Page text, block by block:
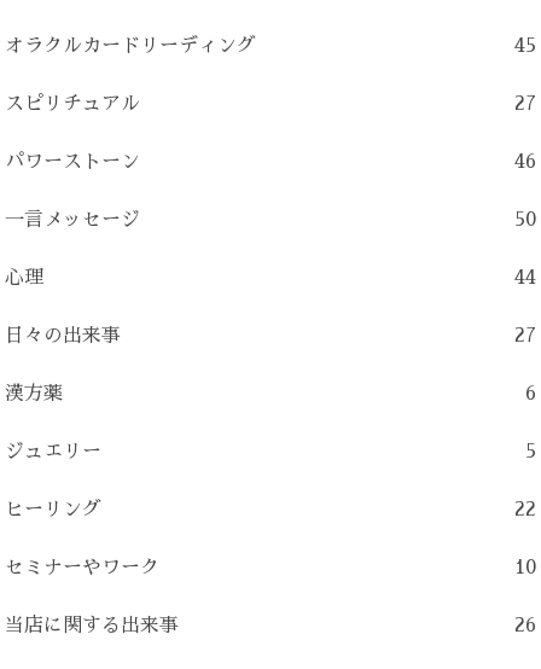
オラクルカードリーディング 45
スピリチュアル 27
パワーストーン 46
一言メッセージ 50
心理 44
日々の出来事 27
漢方薬 6
ジュエリー 5
ヒーリング 22
セミナーやワーク 10
当店に関する出来事 26